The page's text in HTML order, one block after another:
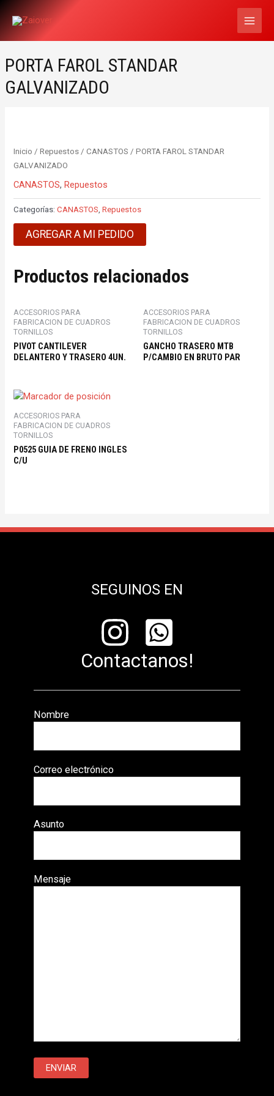
PORTA FAROL STANDAR
GALVANIZADO
Inicio /Repuestos /CANASTOS / PORTA FAROL STANDAR
GALVANIZADO
CANASTOS,Repuestos
Categorías:CANASTOS,Repuestos
AGREGAR A MI PEDIDO
Productos relacionados
ACCESORIOS PARA
FABRICACION DE CUADROS
TORNILLOS
PIVOT CANTILEVER
DELANTERO Y TRASERO 4UN.
ACCESORIOS PARA
FABRICACION DE CUADROS
TORNILLOS
GANCHO TRASERO MTB
P/CAMBIO EN BRUTO PAR
ACCESORIOS PARA
FABRICACION DE CUADROS
TORNILLOS
P0525 GUIA DE FRENO INGLES
C/U
SEGUINOS EN
Contactanos!
Nombre
Correo electrónico
Asunto
Mensaje